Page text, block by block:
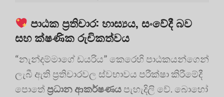
පාඨක ප්‍රතිචාර: හාස්‍යය, සංවේදී බව
සහ ක්ෂණික රුචිකත්වය
“නැන්දම්මාගේ ඩයරිය” කෙරෙහි පාඨකයන්ගෙන්
ලැබී ඇති ප්‍රතිචාරවල ස්වභාවය පරීක්ෂා කිරීමේදී
පොතේ ප්‍රධාන ආකර්ෂණය පැහැදිලි වේ. බොහෝ